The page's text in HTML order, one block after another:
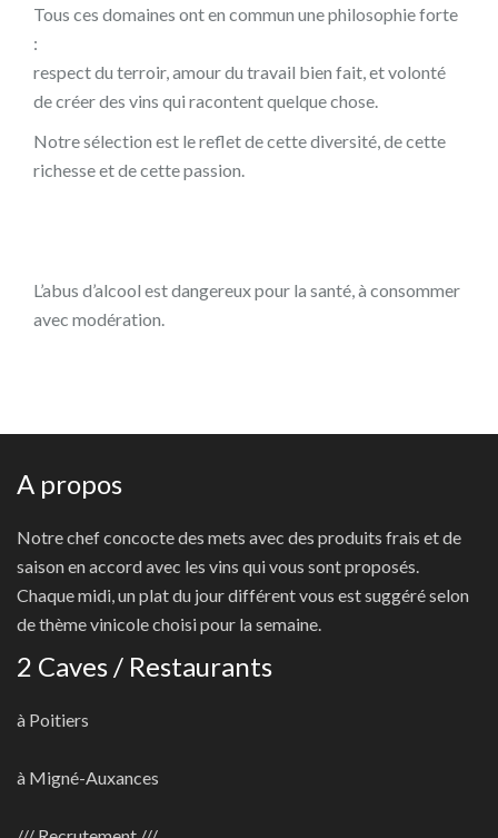
Tous ces domaines ont en commun une philosophie forte
:
respect du terroir, amour du travail bien fait, et volonté
de créer des vins qui racontent quelque chose.
Notre sélection est le reflet de cette diversité, de cette
richesse et de cette passion.
L’abus d’alcool est dangereux pour la santé, à consommer
avec modération.
A propos
Notre chef concocte des mets avec des produits frais et de
saison en accord avec les vins qui vous sont proposés.
Chaque midi, un plat du jour différent vous est suggéré selon
de thème vinicole choisi pour la semaine.
2 Caves / Restaurants
à Poitiers
à Migné-Auxances